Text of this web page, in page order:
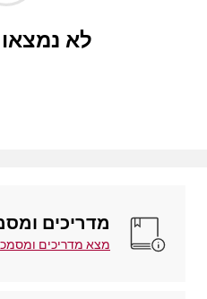
לא
מדריכים
מצא מדריכים